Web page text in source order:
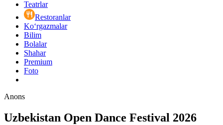
Teatrlar
Restoranlar
Ko‘rgazmalar
Bilim
Bolalar
Shahar
Premium
Foto
Anons
Uzbekistan Open Dance Festival 2026